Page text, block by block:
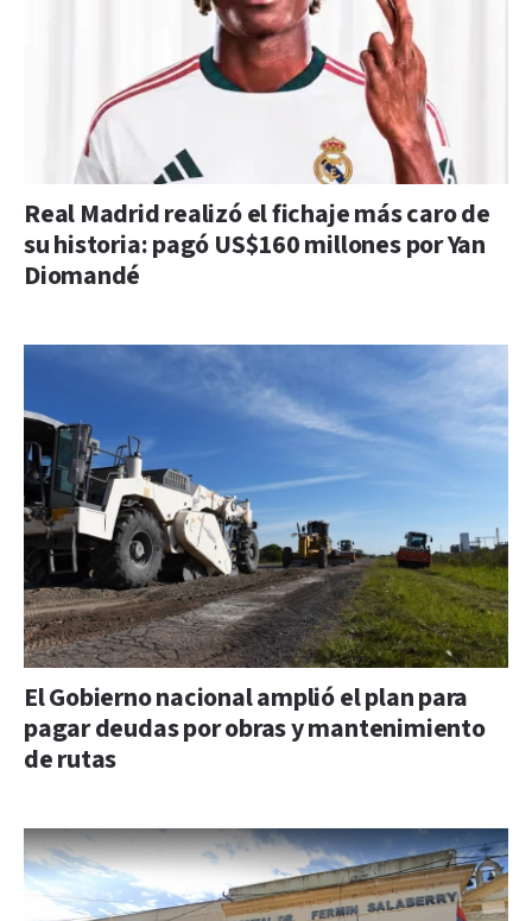
Real Madrid realizó el fichaje más caro de
su historia: pagó US$160 millones por Yan
Diomandé
El Gobierno nacional amplió el plan para
pagar deudas por obras y mantenimiento
de rutas